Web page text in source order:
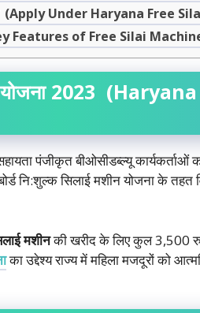
(Apply Under Haryana Free
(Key Features of Free Silai
योजना2023
पंजीकृत बीओसीडब्ल्यू कार्यकर्ताओं
नि:शुल्क सिलाई मशीन योजना के तहत
मशीनकी खरीद के लिए कुल 3,500
का उद्देश्य राज्य में महिला मजदूरों को